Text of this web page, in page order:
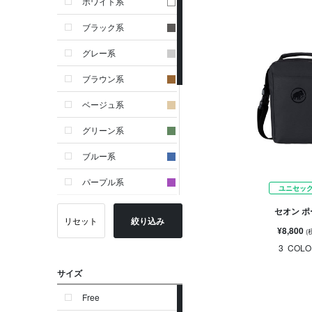
ブラック系
グレー系
ブラウン系
ベージュ系
グリーン系
ブルー系
パープル系
イエロー系
オレンジ系
リセット 絞り込み
サイズ
Free
ユニセッ
セオン
¥8,800(
3